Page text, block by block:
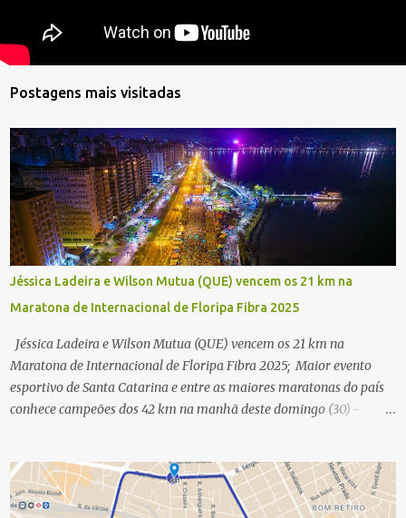
Postagens mais visitadas
Jéssica Ladeira e Wilson Mutua (QUE) vencem os 21 km na
Maratona de Internacional de Floripa Fibra 2025
Jéssica Ladeira e Wilson Mutua (QUE) vencem os 21 km na
Maratona de Internacional de Floripa Fibra 2025; Maior evento
esportivo de Santa Catarina e entre as maiores maratonas do país
conhece campeões dos 42 km na manhã deste domingo (30) -
Floripa Fibra 2025. Na manhã deste sábado (30) foram conhecidos
os campeões dos 21 km do maior evento esportivo de Santa